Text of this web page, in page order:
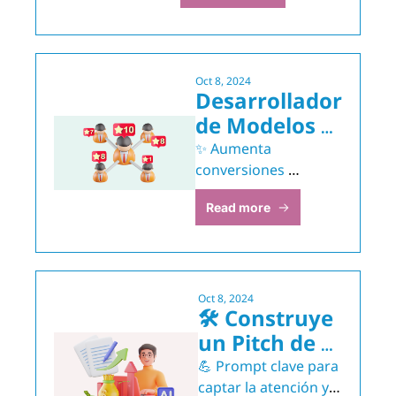
Oct 8, 2024
Desarrollador
de Modelos
de Lead
Scoring
✨ Aumenta
conversiones
priorizando los leads
más valiosos con
Read more
Oct 8, 2024
🛠️ Construye
un Pitch de
Ventas que
💪 Prompt clave para
captar la atención y